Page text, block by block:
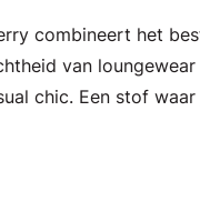
combineert het
van
chic. Een stof